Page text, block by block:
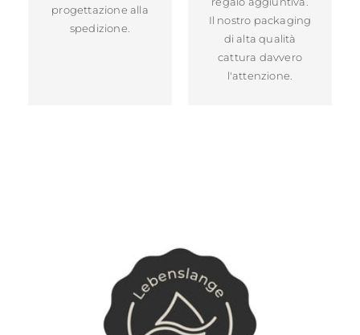
progettazione alla
spedizione.
Il nostro packaging
di alta qualità
cattura davvero
l'attenzione.